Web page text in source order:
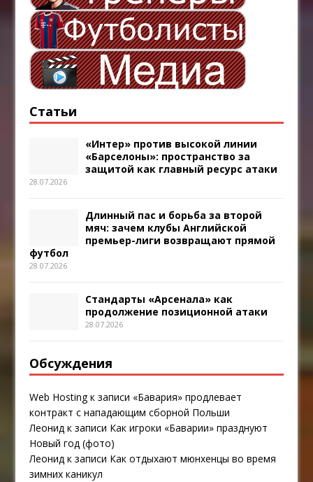
Статьи
«Интер» против высокой линии
«Барселоны»: пространство за
защитой как главный ресурс атаки
28.07.2026
Длинный пас и борьба за второй
мяч: зачем клубы Английской
премьер-лиги возвращают прямой
футбол
28.07.2026
Стандарты «Арсенала» как
продолжение позиционной атаки
28.07.2026
Обсуждения
Web Hostingк записи «Бавария» продлевает
контракт с нападающим сборной Польши
Леонид к записи Как игроки «Баварии» празднуют
Новый год (фото)
Леонид к записи Как отдыхают мюнхенцы во время
зимних каникул